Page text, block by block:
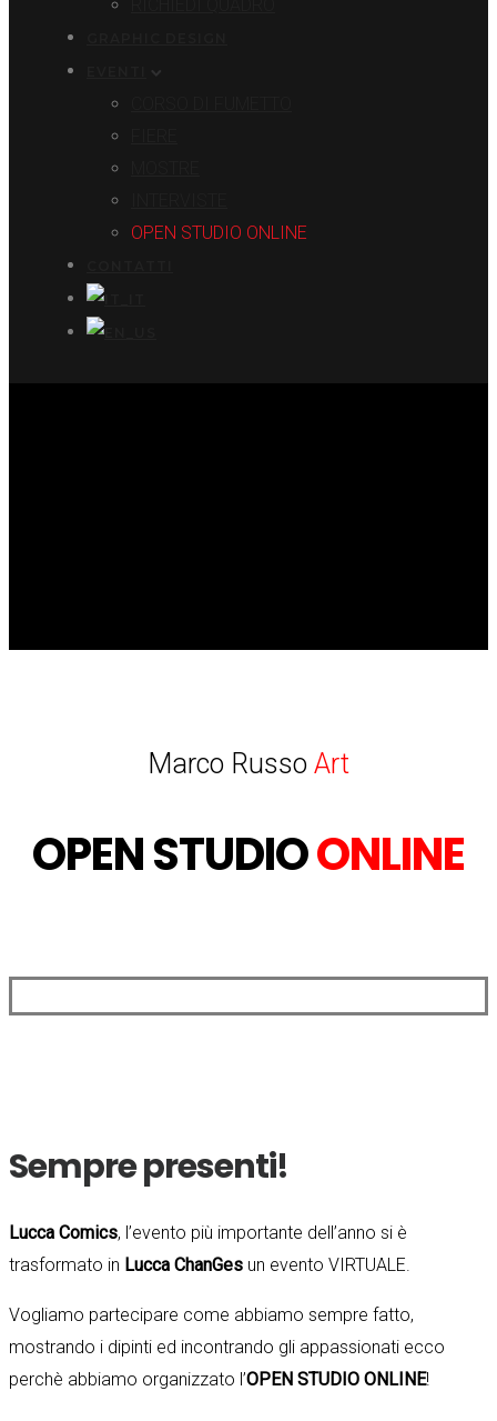
OPEN STUDIO ONLINE
Marco Russo Art
OPEN STUDIOONLINE
Sempre presenti!
Lucca Comics, l’evento più importante dell’anno si è
trasformato in Lucca ChanGes un evento VIRTUALE.
Vogliamo partecipare come abbiamo sempre fatto,
mostrando i dipinti ed incontrando gli appassionati ecco
perchè abbiamo organizzato l’OPEN STUDIO ONLINE!